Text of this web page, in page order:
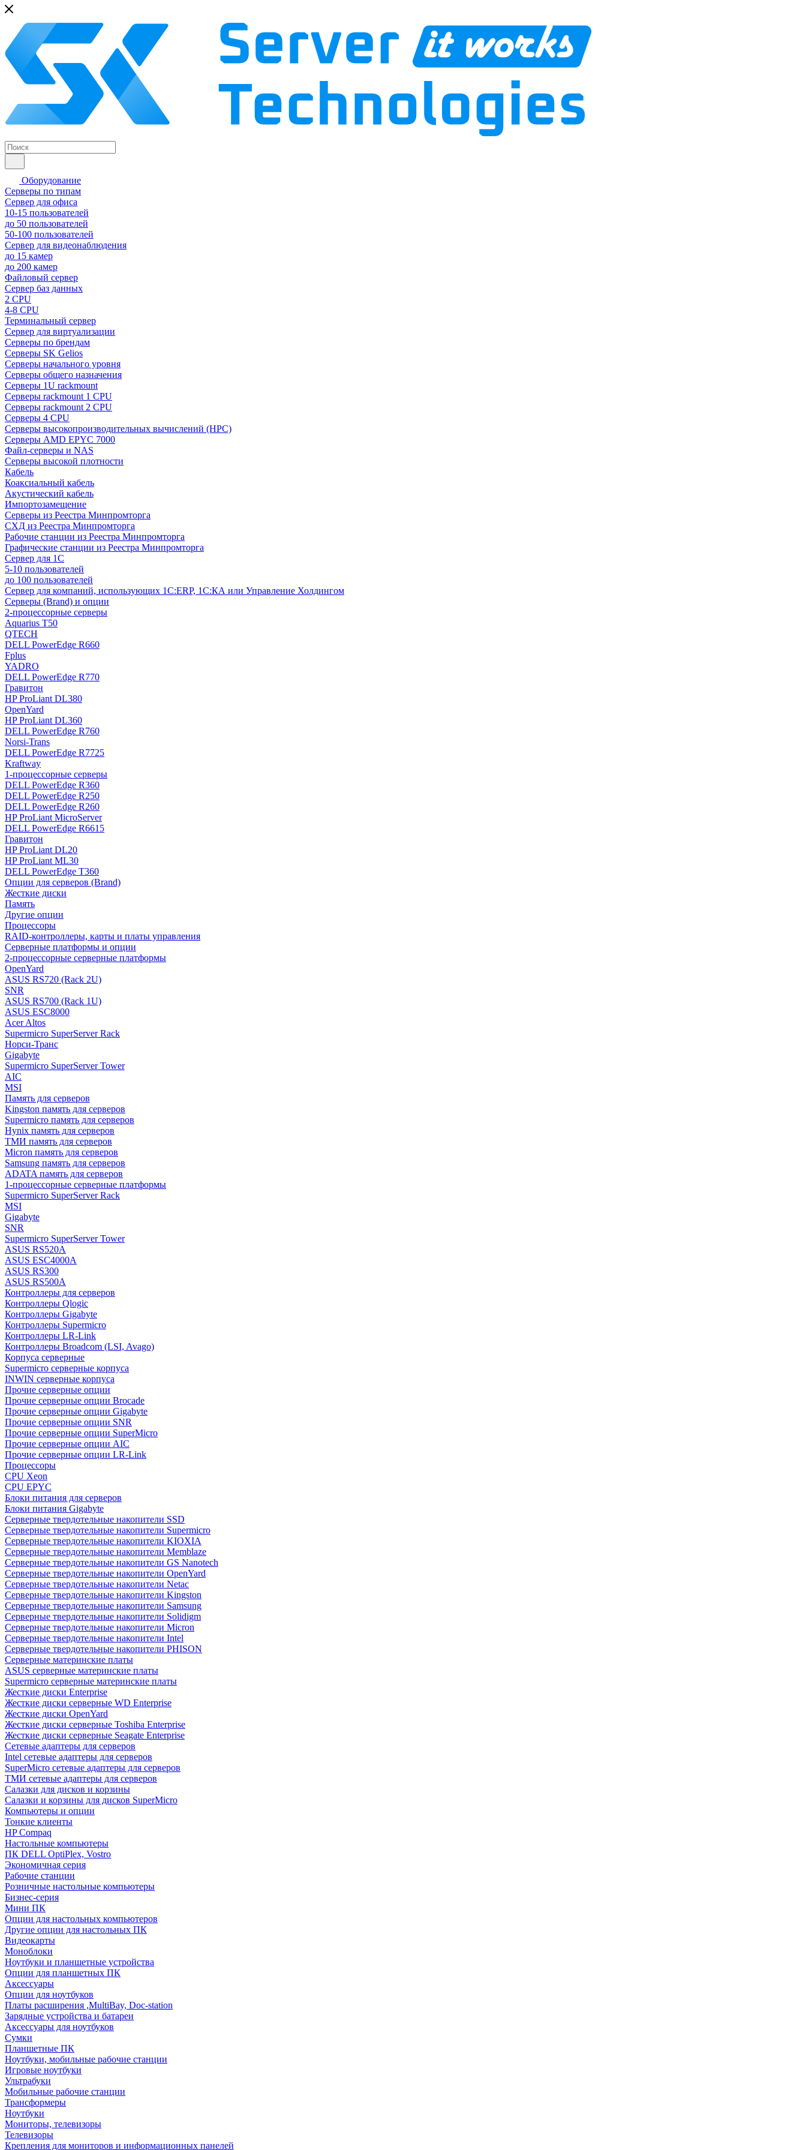
Оборудование
Серверы по типам
Сервер для офиса
10-15 пользователей
до 50 пользователей
50-100 пользователей
Сервер для видеонаблюдения
до 15 камер
до 200 камер
Файловый сервер
Сервер баз данных
2 CPU
4-8 CPU
Терминальный сервер
Сервер для виртуализации
Серверы по брендам
Серверы SK Gelios
Серверы начального уровня
Серверы общего назначения
Серверы 1U rackmount
Серверы rackmount 1 CPU
Серверы rackmount 2 CPU
Серверы 4 CPU
Серверы высокопроизводительных вычислений (HPC)
Серверы AMD EPYC 7000
Файл-серверы и NAS
Серверы высокой плотности
Кабель
Коаксиальный кабель
Акустический кабель
Импортозамещение
Серверы из Реестра Минпромторга
СХД из Реестра Минпромторга
Рабочие станции из Реестра Минпромторга
Графические станции из Реестра Минпромторга
Сервер для 1С
5-10 пользователей
до 100 пользователей
Сервер для компаний, использующих 1C:ERP, 1С:КА или Управление Холдингом
Серверы (Brand) и опции
2-процессорные серверы
Aquarius T50
QTECH
DELL PowerEdge R660
Fplus
YADRO
DELL PowerEdge R770
Гравитон
HP ProLiant DL380
OpenYard
HP ProLiant DL360
DELL PowerEdge R760
Norsi-Trans
DELL PowerEdge R7725
Kraftway
1-процессорные серверы
DELL PowerEdge R360
DELL PowerEdge R250
DELL PowerEdge R260
HP ProLiant MicroServer
DELL PowerEdge R6615
Гравитон
HP ProLiant DL20
HP ProLiant ML30
DELL PowerEdge T360
Опции для серверов (Brand)
Жесткие диски
Память
Другие опции
Процессоры
RAID-контроллеры, карты и платы управления
Серверные платформы и опции
2-процессорные серверные платформы
OpenYard
ASUS RS720 (Rack 2U)
SNR
ASUS RS700 (Rack 1U)
ASUS ESC8000
Acer Altos
Supermicro SuperServer Rack
Норси-Транс
Gigabyte
Supermicro SuperServer Tower
AIC
MSI
Память для серверов
Kingston память для серверов
Supermicro память для серверов
Hynix память для серверов
ТМИ память для серверов
Micron память для серверов
Samsung память для серверов
ADATA память для серверов
1-процессорные серверные платформы
Supermicro SuperServer Rack
MSI
Gigabyte
SNR
Supermicro SuperServer Tower
ASUS RS520A
ASUS ESC4000A
ASUS RS300
ASUS RS500A
Контроллеры для серверов
Контроллеры Qlogic
Контроллеры Gigabyte
Контроллеры Supermicro
Контроллеры LR-Link
Контроллеры Broadcom (LSI, Avago)
Корпуса серверные
Supermicro серверные корпуса
INWIN серверные корпуса
Прочие серверные опции
Прочие серверные опции Brocade
Прочие серверные опции Gigabyte
Прочие серверные опции SNR
Прочие серверные опции SuperMicro
Прочие серверные опции AIC
Прочие серверные опции LR-Link
Процессоры
CPU Xeon
CPU EPYC
Блоки питания для серверов
Блоки питания Gigabyte
Серверные твердотельные накопители SSD
Cерверные твердотельные накопители Supermicro
Cерверные твердотельные накопители KIOXIA
Cерверные твердотельные накопители Memblaze
Cерверные твердотельные накопители GS Nanotech
Серверные твердотельные накопители OpenYard
Серверные твердотельные накопители Netac
Cерверные твердотельные накопители Kingston
Cерверные твердотельные накопители Samsung
Cерверные твердотельные накопители Solidigm
Cерверные твердотельные накопители Micron
Cерверные твердотельные накопители Intel
Cерверные твердотельные накопители PHISON
Серверные материнские платы
ASUS серверные материнские платы
Supermicro серверные материнские платы
Жесткие диски Enterprise
Жесткие диски серверные WD Enterprise
Жесткие диски OpenYard
Жесткие диски серверные Toshiba Enterprise
Жесткие диски серверные Seagate Enterprise
Сетевые адаптеры для серверов
Intel сетевые адаптеры для серверов
SuperMicro сетевые адаптеры для серверов
ТМИ сетевые адаптеры для серверов
Салазки для дисков и корзины
Салазки и корзины для дисков SuperMicro
Компьютеры и опции
Тонкие клиенты
HP Compaq
Настольные компьютеры
ПК DELL OptiPlex, Vostro
Экономичная серия
Рабочие станции
Розничные настольные компьютеры
Бизнес-серия
Мини ПК
Опции для настольных компьютеров
Другие опции для настольных ПК
Видеокарты
Моноблоки
Ноутбуки и планшетные устройства
Опции для планшетных ПК
Аксессуары
Опции для ноутбуков
Платы расширения ,MultiBay, Doc-station
Зарядные устройства и батареи
Аксессуары для ноутбуков
Сумки
Планшетные ПК
Ноутбуки, мобильные рабочие станции
Игровые ноутбуки
Ультрабуки
Мобильные рабочие станции
Трансформеры
Ноутбуки
Мониторы, телевизоры
Телевизоры
Крепления для мониторов и информационных панелей